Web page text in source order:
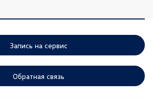
Запись на сервис
Обратная связь